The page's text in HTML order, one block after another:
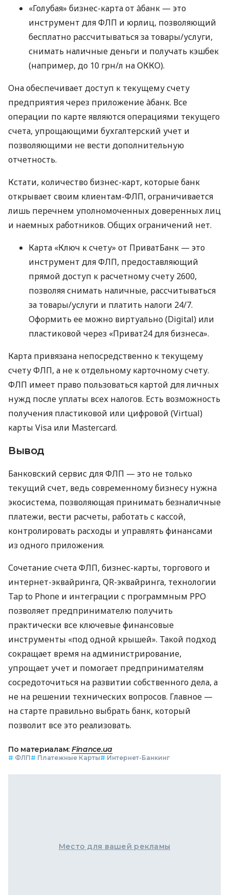
«Голубая» бизнес-карта от àбанк — это
инструмент для ФЛП и юрлиц, позволяющий
бесплатно рассчитываться за товары/услуги,
снимать наличные деньги и получать кэшбек
(например, до 10 грн/л на ОККО).
Она обеспечивает доступ к текущему счету
предприятия через приложение àбанк. Все
операции по карте являются операциями текущего
счета, упрощающими бухгалтерский учет и
позволяющими не вести дополнительную
отчетность.
Кстати, количество бизнес-карт, которые банк
открывает своим клиентам-ФЛП, ограничивается
лишь перечнем уполномоченных доверенных лиц
и наемных работников. Общих ограничений нет.
Карта «Ключ к счету» от ПриватБанк — это
инструмент для ФЛП, предоставляющий
прямой доступ к расчетному счету 2600,
позволяя снимать наличные, рассчитываться
за товары/услуги и платить налоги 24/7.
Оформить ее можно виртуально (Digital) или
пластиковой через «Приват24 для бизнеса».
Карта привязана непосредственно к текущему
счету ФЛП, а не к отдельному карточному счету.
ФЛП имеет право пользоваться картой для личных
нужд после уплаты всех налогов. Есть возможность
получения пластиковой или цифровой (Virtual)
карты Visa или Mastercard.
Вывод
Банковский сервис для ФЛП — это не только
текущий счет, ведь современному бизнесу нужна
экосистема, позволяющая принимать безналичные
платежи, вести расчеты, работать с кассой,
контролировать расходы и управлять финансами
из одного приложения.
Сочетание счета ФЛП, бизнес-карты, торгового и
интернет-эквайринга, QR-эквайринга, технологии
Tap to Phone и интеграции с программным РРО
позволяет предпринимателю получить
практически все ключевые финансовые
инструменты «под одной крышей». Такой подход
сокращает время на администрирование,
упрощает учет и помогает предпринимателям
сосредоточиться на развитии собственного дела, а
не на решении технических вопросов. Главное —
на старте правильно выбрать банк, который
позволит все это реализовать.
По материалам: Finance.ua
# ФЛП# Платежные Карты# Интернет-Банкинг
Место для вашей рекламы